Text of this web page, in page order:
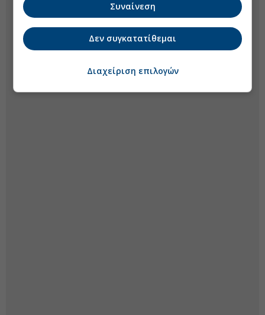
Συναίνεση
Δεν συγκατατίθεμαι
Διαχείριση επιλογών